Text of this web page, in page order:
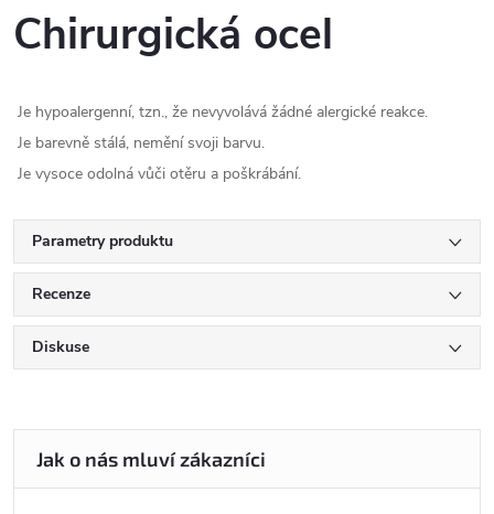
Chirurgická ocel
Je hypoalergenní, tzn., že nevyvolává žádné alergické reakce.
Je barevně stálá, nemění svoji barvu.
Je vysoce odolná vůči otěru a poškrábání.
Parametry produktu
Recenze
Diskuse